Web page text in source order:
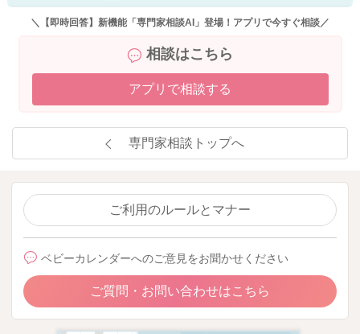
＼【即時回答】新機能「専門家相談AI」登場！アプリで今すぐ相談／
相談はこちら
アプリで相談する
専門家相談トップへ
ご利用のルールとマナー
ベビーカレンダーへのご意見をお聞かせください
ご質問・お問い合わせはこちら